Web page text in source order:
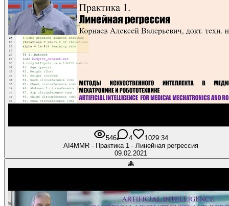
546 4 1029:34
AI4MMR - Практика 1 - Линейная регрессия
09.02.2021
🐙